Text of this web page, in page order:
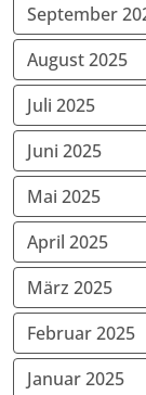
September
August 2025
Juli 2025
Juni 2025
Mai 2025
April 2025
März 2025
Februar 2025
Januar 2025